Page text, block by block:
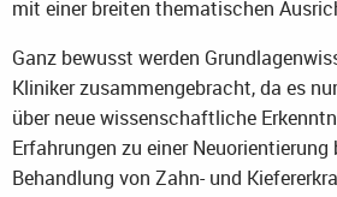
mit einer breiten thematischen
Ganz bewusst werden
Kliniker zusammengebracht, da es
über neue wissenschaftliche
Erfahrungen zu einer
Behandlung von Zahn- und